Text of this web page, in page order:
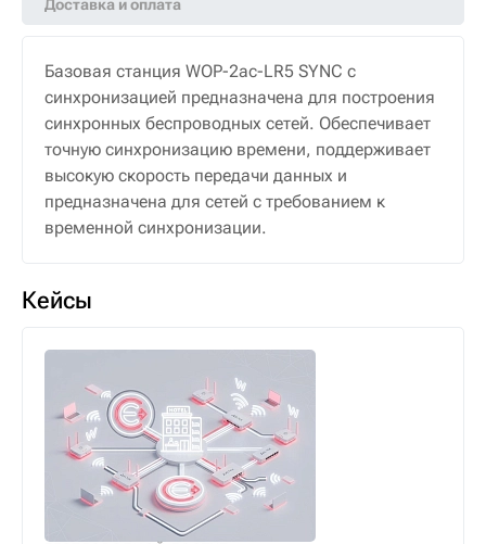
Доставка и оплата
Базовая станция WOP-2ac-LR5 SYNC с
синхронизацией предназначена для построения
синхронных беспроводных сетей. Обеспечивает
точную синхронизацию времени, поддерживает
высокую скорость передачи данных и
предназначена для сетей с требованием к
временной синхронизации.
Кейсы